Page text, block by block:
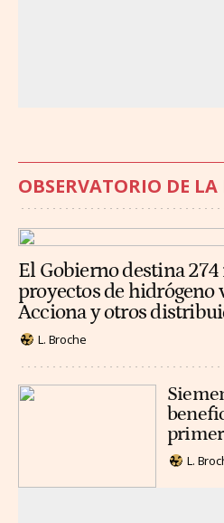
OBSERVATORIO DE LA
El Gobierno destina
proyectos de hidrógeno
Acciona y otros
L. Broche
L.